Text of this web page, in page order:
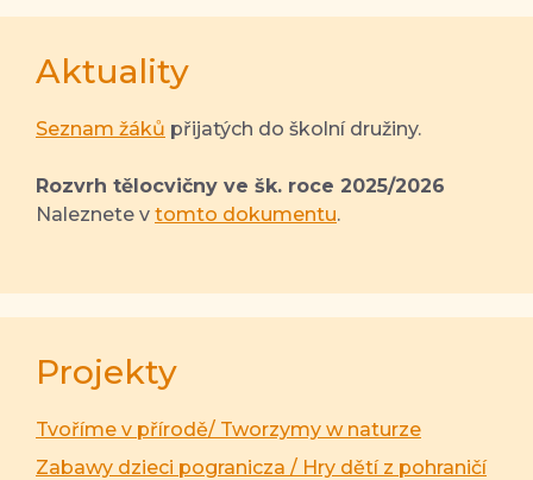
Aktuality
Seznam žáků přijatých do školní družiny.
Rozvrh tělocvičny ve šk. roce 2025/2026
Naleznete v tomto dokumentu.
Projekty
Tvoříme v přírodě/ Tworzymy w naturze
Zabawy dzieci pogranicza / Hry dětí z pohraničí